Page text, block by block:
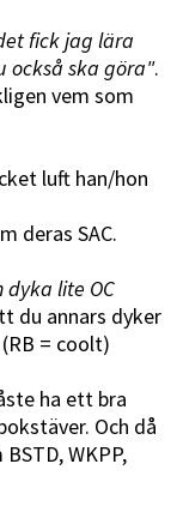
fick jag lära
också ska göra".
vem som
luft han/hon
deras SAC.
lite OC
du annars dyker
= coolt)
ha ett bra
Och då
WKPP,